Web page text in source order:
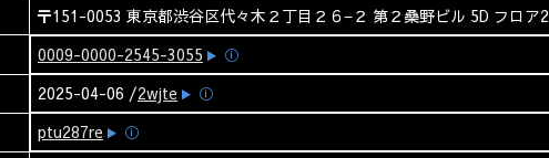
〒151-0053 東京都渋谷区代々木２丁目２６−２ 第２桑野ビル 5D フロア2
0009-0000-2545-3055
ⓘ
2025-04-06 /2wjte
ⓘ
ptu287re
ⓘ